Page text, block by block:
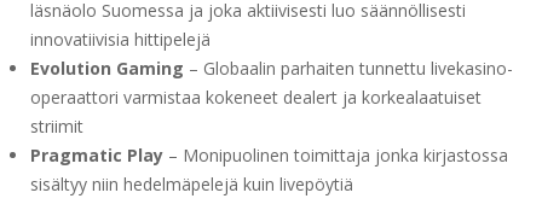
läsnäolo Suomessa ja joka aktiivisesti luo säännöllisesti
innovatiivisia hittipelejä
Evolution Gaming – Globaalin parhaiten tunnettu livekasino-
operaattori varmistaa kokeneet dealert ja korkealaatuiset
striimit
Pragmatic Play – Monipuolinen toimittaja jonka kirjastossa
sisältyy niin hedelmäpelejä kuin livepöytiä